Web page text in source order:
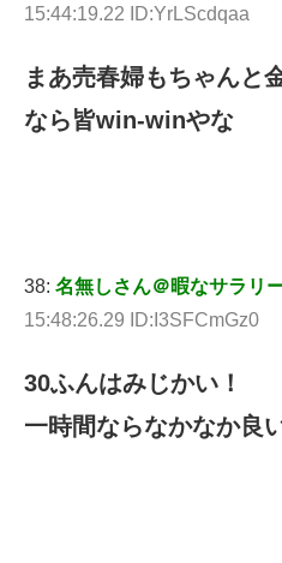
15:44:19.22 ID:YrLScdqaa
まあ売春婦もちゃんと
なら皆win-winやな
38: 名無しさん＠暇なサラリ
15:48:26.29 ID:I3SFCmGz0
30ふんはみじかい！
一時間ならなかなか良